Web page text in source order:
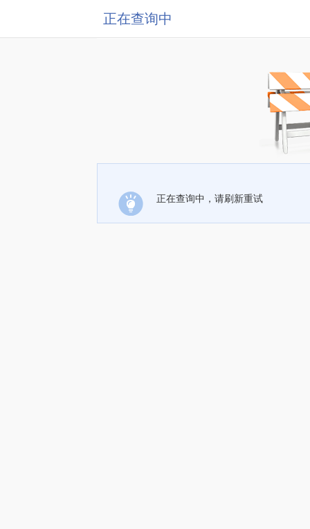
正在查询中
正在查询中，请刷新重试